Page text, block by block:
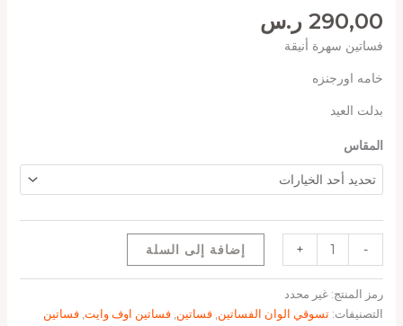
290,00 ر.س
فساتين سهرة أنيقة
خامه اورجنزه
بدلت العيد
المقاس
-
+ إضافة إلى السلة
رمز المنتج: غير محدد
التصنيفات: تسوقي الوان الفساتين, فساتين, فساتين اوف وايت, فساتين